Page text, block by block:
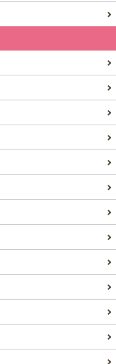
［グローリ
休みは2か月！共
が孤立しないた
験なし」が５割
会社ワカモノリ